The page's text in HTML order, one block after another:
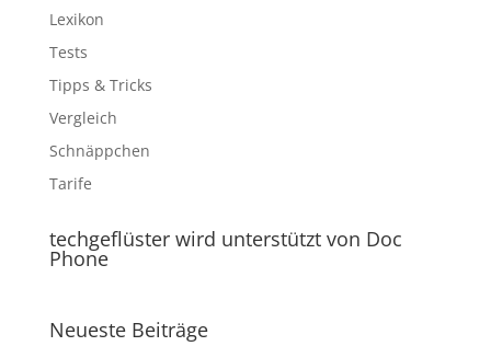
Lexikon
Tests
Tipps & Tricks
Vergleich
Schnäppchen
Tarife
techgeflüster wird unterstützt von Doc
Phone
Neueste Beiträge